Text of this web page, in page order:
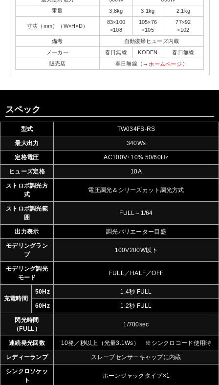
重量
3.8kg 3.1kg 2.1kg
寸法（mm）（W×H×D）
83×100
×108
105×76
×105
77×92
×102
備考
自動復帰ヒューズ内蔵
メーカー
春日無線 KODEN
春日無線
販売店
春日無線（→ ホームページ ）
スペック
型式 TW034FS-RS
最大出力 340Ws
定格電圧 AC100V±10% 50/60Hz
ヒューズ定格 10A
ストロボ調光方
式
電圧調光＆シリーズカット調光方式
ストロボ調光範
囲
FULL～1/64
出力表示 調光バリエーター目盛
モデリングラン
プ
100V200W以下
モデリング調光
モード
FULL／HALF／OFF
充電時間
50Hz 1.4秒 FULL
60Hz 1.2秒 FULL
閃光時間
（FULL）
1/700sec
連続発光回数 10発／秒以上（光量3.1Ws） ※シンクロコード使用時
レディーランプ スレーブセンサーキャップに内蔵
シンクロソケッ
ト
ホーンジャックタイプ×1